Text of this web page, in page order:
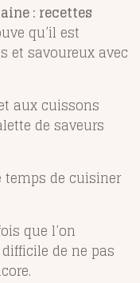
: recettes
qu’il est
et savoureux avec
aux cuissons
de saveurs
temps de cuisiner
que l’on
de ne pas